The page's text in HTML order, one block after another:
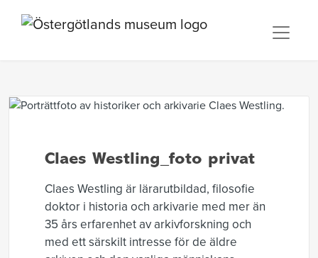
Claes Westling_foto privat
Claes Westling är lärarutbildad, filosofie
doktor i historia och arkivarie med mer än
35 års erfarenhet av arkivforskning och
med ett särskilt intresse för de äldre